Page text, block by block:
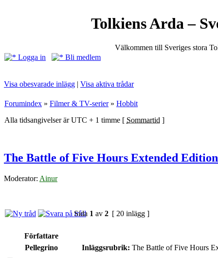
Tolkiens Arda –
Välkommen till Sveriges stora
Logga in
Bli medlem
Visa obesvarade inlägg | Visa aktiva trådar
Forumindex » Filmer & TV-serier» Hobbit
Alla tidsangivelser är UTC + 1 timme [ Sommartid ]
The Battle of Five Hours Extended Edition
Moderator: Ainur
Sida 1 av 2 [ 20 inlägg ]
Författare
Pellegrino
Inläggsrubrik: The Battle of Five Hours